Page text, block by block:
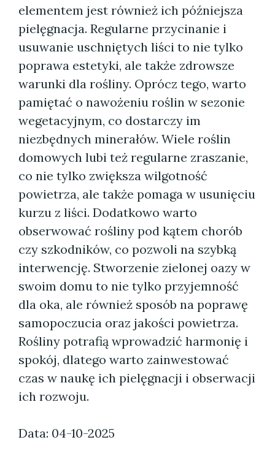
elementem jest również ich późniejsza
pielęgnacja. Regularne przycinanie i
usuwanie uschniętych liści to nie tylko
poprawa estetyki, ale także zdrowsze
warunki dla rośliny. Oprócz tego, warto
pamiętać o nawożeniu roślin w sezonie
wegetacyjnym, co dostarczy im
niezbędnych minerałów. Wiele roślin
domowych lubi też regularne zraszanie,
co nie tylko zwiększa wilgotność
powietrza, ale także pomaga w usunięciu
kurzu z liści. Dodatkowo warto
obserwować rośliny pod kątem chorób
czy szkodników, co pozwoli na szybką
interwencję. Stworzenie zielonej oazy w
swoim domu to nie tylko przyjemność
dla oka, ale również sposób na poprawę
samopoczucia oraz jakości powietrza.
Rośliny potrafią wprowadzić harmonię i
spokój, dlatego warto zainwestować
czas w naukę ich pielęgnacji i obserwacji
ich rozwoju.
Data: 04-10-2025